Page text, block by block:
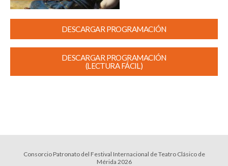
DESCARGAR PROGRAMACIÓN
DESCARGAR PROGRAMACIÓN
(LECTURA FÁCIL)
Consorcio Patronato del Festival Internacional de Teatro Clásico de
Mérida 2026